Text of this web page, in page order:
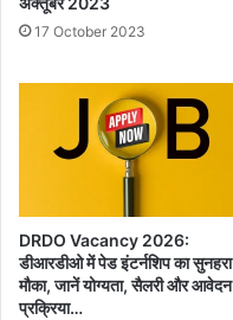
17 October 2023
DRDO Vacancy 2026:
डीआरडीओ में पेड इंटर्नशिप का सुनहरा
मौका, जानें योग्यता, सैलरी और आवेदन
प्रक्रिया…